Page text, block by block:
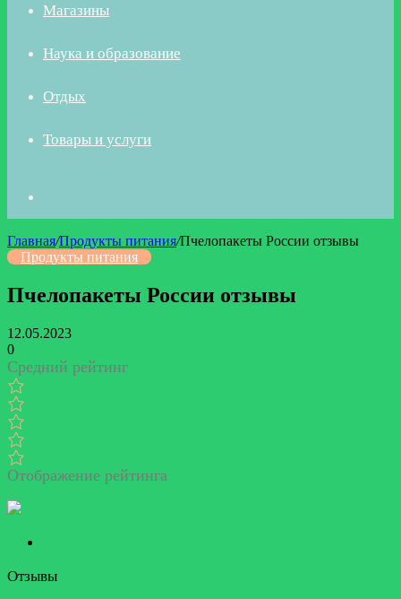
Магазины
Наука и образование
Отдых
Товары и услуги
Главная/Продукты питания/Пчелопакеты России отзывы
Продукты питания
Пчелопакеты России отзывы
12.05.2023
0
Средний рейтинг
Отображение рейтинга
Отзывы